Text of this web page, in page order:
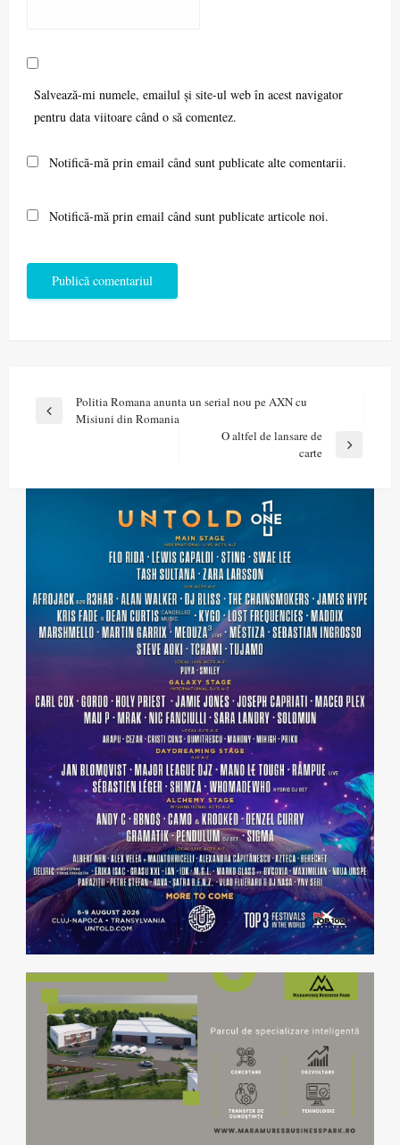
Salvează-mi numele, emailul și site-ul web în acest navigator
pentru data viitoare când o să comentez.
Notifică-mă prin email când sunt publicate alte comentarii.
Notifică-mă prin email când sunt publicate articole noi.
Navigare
Previous
Politia Romana anunta un serial nou pe AXN cu
Misiuni din Romania
O altfel de lansare de
carte